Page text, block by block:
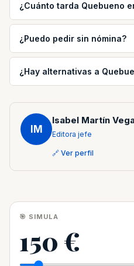
¿Cuánto tarda Quebueno
¿Puedo pedir sin nómina?
¿Hay alternativas a
IM
Isabel Martín
Editora jefe
🔗 Ver perfil
🎯 SIMULA
150 €